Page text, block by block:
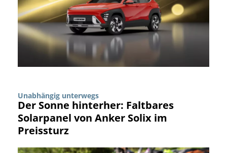
Unabhängig unterwegs
Der Sonne hinterher: Faltbares
Solarpanel von Anker Solix im
Preissturz